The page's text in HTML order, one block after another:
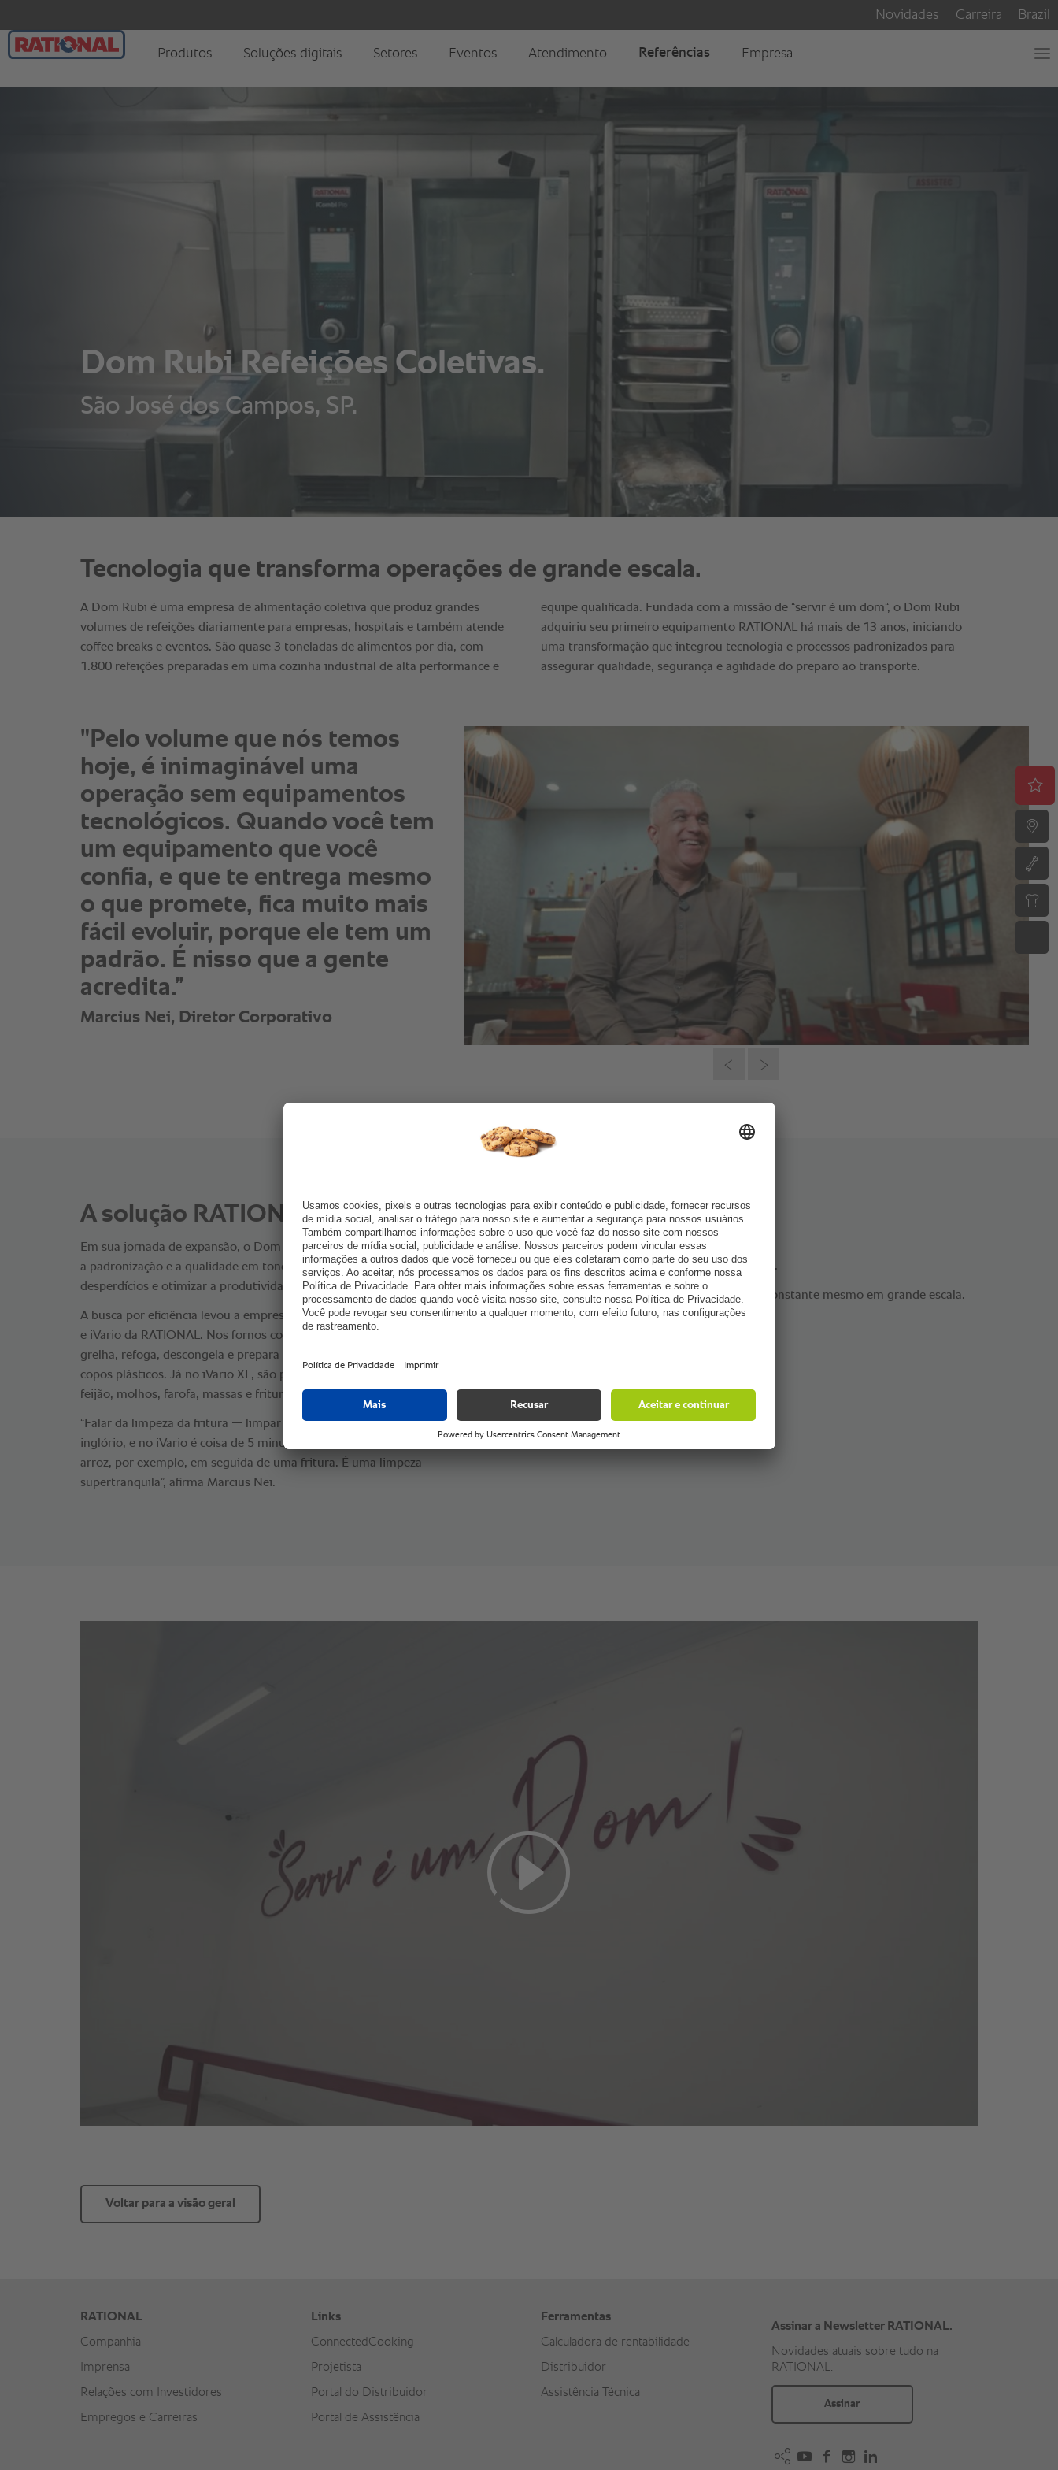
Dom Rubi Refeições Coletivas.
São José dos Campos, SP.
"Pelo volume que nós temos
hoje, é inimaginável uma
operação sem equipamentos
tecnológicos. Quando você tem
um equipamento que você
confia, e que te entrega mesmo
o que promete, fica muito mais
fácil evoluir, porque ele tem um
padrão. É nisso que a gente
acredita.”
Marcius Nei, Diretor Corporativo
A solução RATIONAL.
Em sua jornada de expansão, o Dom Rubi enfrentava desafios como manter
a padronização e a qualidade em toneladas de refeições por dia, reduzir
desperdícios e otimizar a produtividade.
A busca por eficiência levou a empresa a conhecer os equipamentos iCombi
e iVario da RATIONAL. Nos fornos combinados, a equipe assa, cozinha,
grelha, refoga, descongela e prepara sobremesas — inclusive pudins em
copos plásticos. Já no iVario XL, são preparados grandes volumes de arroz,
feijão, molhos, farofa, massas e frituras por imersão.
“Falar da limpeza da fritura — limpar uma fritadeira é um trabalho meio
inglório, e no iVario é coisa de 5 minutos e tá limpo para poder cozinhar um
arroz, por exemplo, em seguida de uma fritura. É uma limpeza
supertranquila”, afirma Marcius Nei.
Benefícios para o cliente:
Economia de recursos.
Aumento da produtividade e eficiência.
Padronização, garantindo qualidade constante mesmo em grande escala.
Voltar para a visão geral